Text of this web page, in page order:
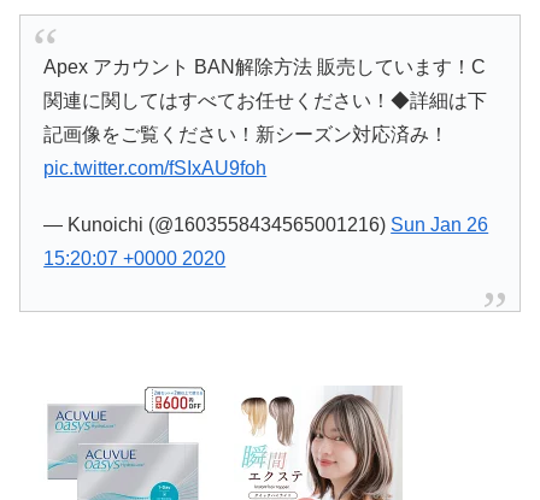
Apex アカウント BAN解除方法 販売しています！C
関連に関してはすべてお任せください！◆詳細は下
記画像をご覧ください！新シーズン対応済み！
pic.twitter.com/fSIxAU9foh
— Kunoichi (@1603558434565001216) Sun Jan 26
15:20:07 +0000 2020